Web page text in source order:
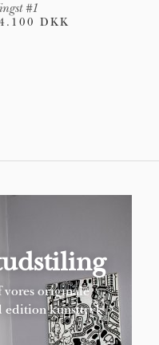
#1
DKK
vores originale
edition kunsttryk